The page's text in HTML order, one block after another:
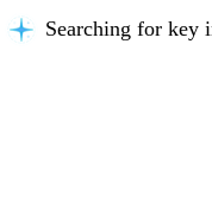
Searching for key